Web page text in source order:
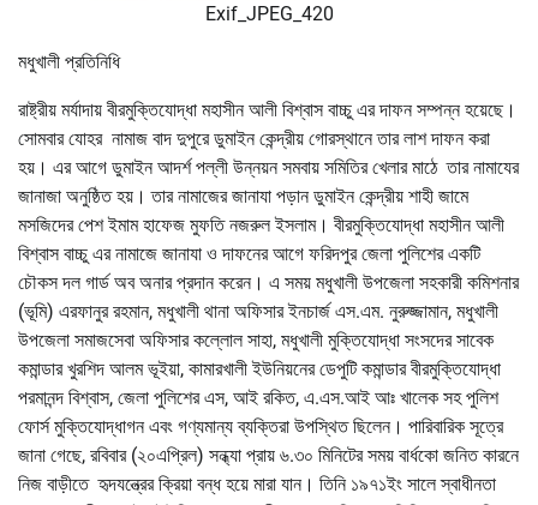
Exif_JPEG_420
মধুখালী প্রতিনিধি
রাষ্ট্রীয় মর্যাদায় বীরমুক্তিযোদ্ধা মহাসীন আলী বিশ্বাস বাচ্চু এর দাফন সম্পন্ন হয়েছে।
সোমবার যোহর নামাজ বাদ দুপুরে ডুমাইন কেন্দ্রীয় গোরস্থানে তার লাশ দাফন করা
হয়। এর আগে ডুমাইন আদর্শ পল্লী উন্নয়ন সমবায় সমিতির খেলার মাঠে তার নামাযের
জানাজা অনুষ্ঠিত হয়। তার নামাজের জানাযা পড়ান ডুমাইন কেন্দ্রীয় শাহী জামে
মসজিদের পেশ ইমাম হাফেজ মুফতি নজরুল ইসলাম। বীরমুক্তিযোদ্ধা মহাসীন আলী
বিশ্বাস বাচ্চু এর নামাজে জানাযা ও দাফনের আগে ফরিদপুর জেলা পুলিশের একটি
চৌকস দল গার্ড অব অনার প্রদান করেন। এ সময় মধুখালী উপজেলা সহকারী কমিশনার
(ভূমি) এরফানুর রহমান, মধুখালী থানা অফিসার ইনচার্জ এস.এম. নুরুজ্জামান, মধুখালী
উপজেলা সমাজসেবা অফিসার কল্লোল সাহা, মধুখালী মুক্তিযোদ্ধা সংসদের সাবেক
কমান্ডার খুরশিদ আলম ভূইয়া, কামারখালী ইউনিয়নের ডেপুটি কমান্ডার বীরমুক্তিযোদ্ধা
পরমানন্দ বিশ্বাস, জেলা পুলিশের এস, আই রকিত, এ.এস.আই আঃ খালেক সহ পুলিশ
ফোর্স মুক্তিযোদ্ধাগন এবং গণ্যমান্য ব্যক্তিরা উপস্থিত ছিলেন। পারিবারিক সূত্রে
জানা গেছে, রবিবার (২০এপ্রিল) সন্ধ্যা প্রায় ৬.৩০ মিনিটের সময় বার্ধকো জনিত কারনে
নিজ বাড়ীতে হৃদযন্ত্রের ক্রিয়া বন্ধ হয়ে মারা যান। তিনি ১৯৭১ইং সালে স্বাধীনতা